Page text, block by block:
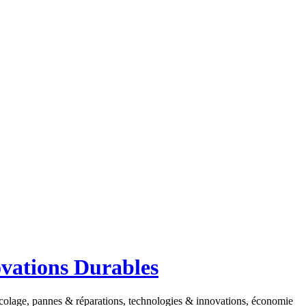
Durables
pannes & réparations, technologies & innovations, économie